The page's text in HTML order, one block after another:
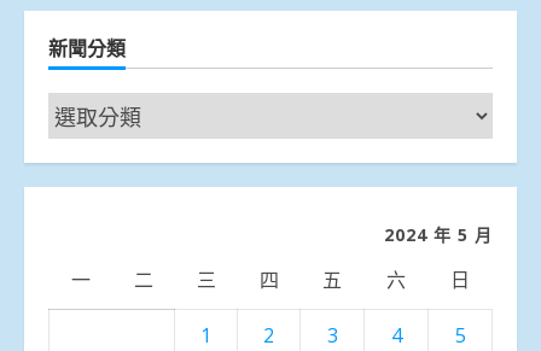
新聞分類
新
聞
分
2024 年 5 月
一 二 三 四 五 六 日
1 2 3 4
5